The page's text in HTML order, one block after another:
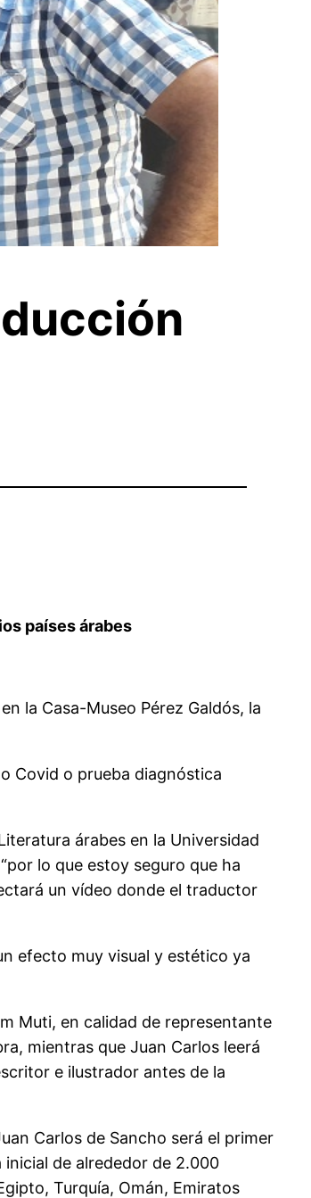
países árabes
la Casa-Museo Pérez Galdós, la
Covid o prueba diagnóstica
árabes en la Universidad
lo que estoy seguro que ha
un vídeo donde el traductor
efecto muy visual y estético ya
Muti, en calidad de representante
mientras que Juan Carlos leerá
e ilustrador antes de la
Carlos de Sancho será el primer
de alrededor de 2.000
Turquía, Omán, Emiratos